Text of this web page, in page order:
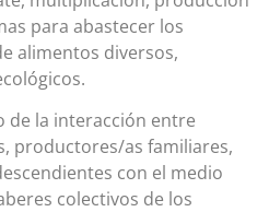
para abastecer los
alimentos diversos,
de la interacción entre
productores/as familiares,
con el medio
colectivos de los